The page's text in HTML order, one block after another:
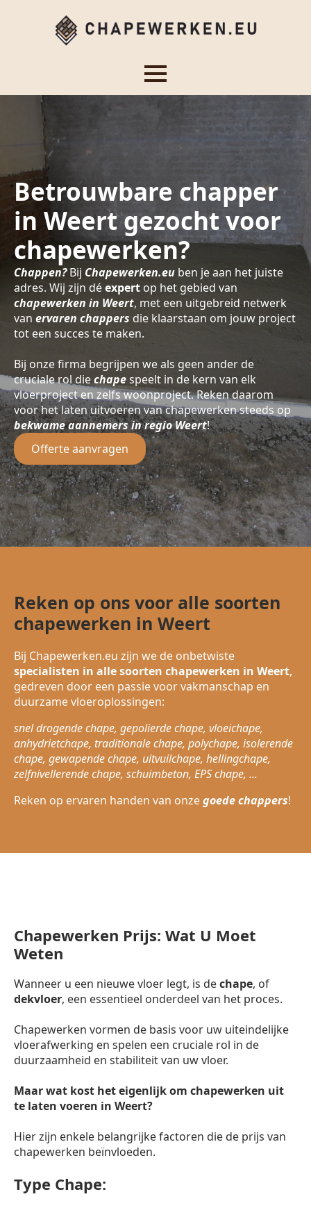
Betrouwbare chapper
in Weert gezocht voor
chapewerken?
Chappen?Bij Chapewerken.eu ben je aan het juiste
adres. Wij zijn déexpertop het gebied van
chapewerken in Weert, met een uitgebreid netwerk
van ervaren chappers die klaarstaan om jouw project
tot een succes te maken.
Bij onze firma begrijpen we als geen ander de
cruciale rol diechapespeelt in de kern van elk
vloerproject en zelfs woonproject. Reken daarom
voor het laten uitvoeren van chapewerken steeds op
bekwame aannemers in regio Weert!
Offerte aanvragen
Reken op ons voor alle soorten
chapewerken in Weert
Bij Chapewerken.eu zijn we de onbetwiste
specialisten in alle soorten chapewerken in Weert,
gedreven door een passie voor vakmanschap en
duurzame vloeroplossingen:
snel drogende chape, gepolierde chape, vloeichape,
anhydrietchape, traditionale chape, polychape, isolerende
chape, gewapende chape, uitvuilchape, hellingchape,
zelfnivellerende chape, schuimbeton, EPS chape, ...
Reken op ervaren handen van onzegoede chappers!
Chapewerken Prijs: Wat U Moet
Weten
Wanneer u een nieuwe vloer legt, is dechape, of
dekvloer, een essentieel onderdeel van het proces.
Chapewerken vormen de basis voor uw uiteindelijke
vloerafwerking en spelen een cruciale rol in de
duurzaamheid en stabiliteit van uw vloer.
Maar wat kost het eigenlijk om chapewerken uit
te laten voeren in Weert?
Hier zijn enkele belangrijke factoren die de prijs van
chapewerken beïnvloeden.
Type Chape: